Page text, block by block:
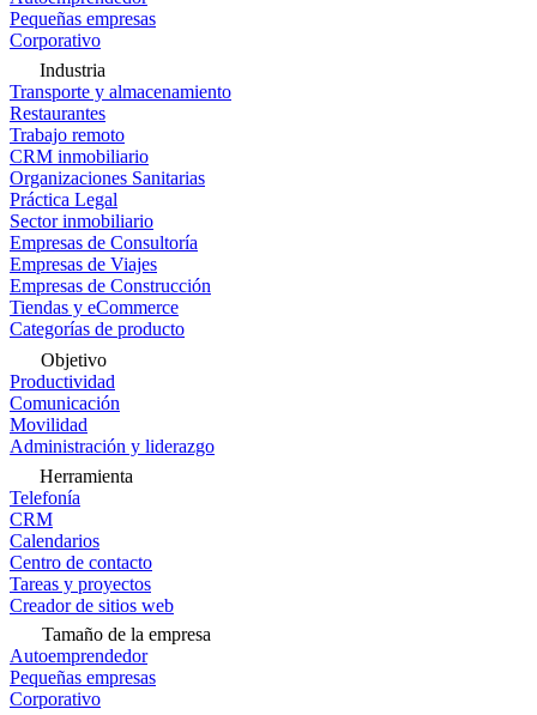
Pequeñas empresas
Corporativo
Industria
Transporte y almacenamiento
Restaurantes
Trabajo remoto
CRM inmobiliario
Organizaciones Sanitarias
Práctica Legal
Sector inmobiliario
Empresas de Consultoría
Empresas de Viajes
Empresas de Construcción
Tiendas y eCommerce
Categorías de producto
Objetivo
Productividad
Comunicación
Movilidad
Administración y liderazgo
Herramienta
Telefonía
CRM
Calendarios
Centro de contacto
Tareas y proyectos
Creador de sitios web
Tamaño de la empresa
Autoemprendedor
Pequeñas empresas
Corporativo